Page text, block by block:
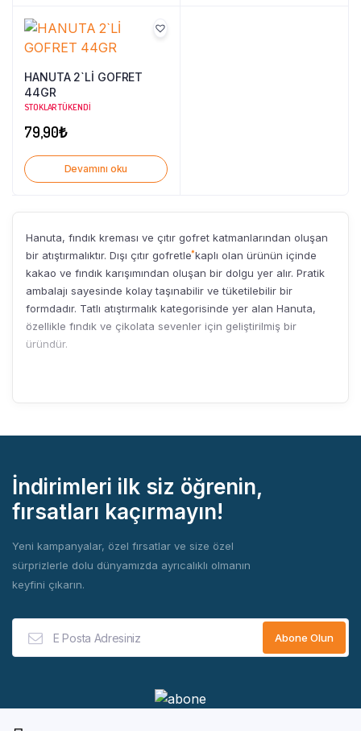
HANUTA 2`Lİ GOFRET
44GR
STOKLAR TÜKENDI
79,90₺
Devamını oku
Hanuta, fındık kreması ve çıtır gofret katmanlarından oluşan
bir atıştırmalıktır. Dışı çıtır gofretle kaplı olan ürünün içinde
kakao ve fındık karışımından oluşan bir dolgu yer alır. Pratik
ambalajı sayesinde kolay taşınabilir ve tüketilebilir bir
formdadır. Tatlı atıştırmalık kategorisinde yer alan Hanuta,
özellikle fındık ve çikolata sevenler için geliştirilmiş bir
üründür.
İndirimleri ilk siz öğrenin,
fırsatları kaçırmayın!
Yeni kampanyalar, özel fırsatlar ve size özel
sürprizlerle dolu dünyamızda ayrıcalıklı olmanın
keyfini çıkarın.